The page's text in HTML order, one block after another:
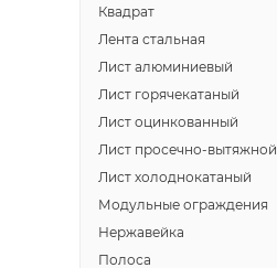
Квадрат
Лента стальная
Лист алюминиевый
Лист горячекатаный
Лист оцинкованный
Лист просечно-вытяжной
Лист холоднокатаный
Модульные ограждения
Нержавейка
Полоса